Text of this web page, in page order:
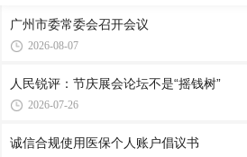
广州市委常委会召开会议
2026-08-07
人民锐评：节庆展会论坛不是“摇钱树”
2026-07-26
诚信合规使用医保个人账户倡议书